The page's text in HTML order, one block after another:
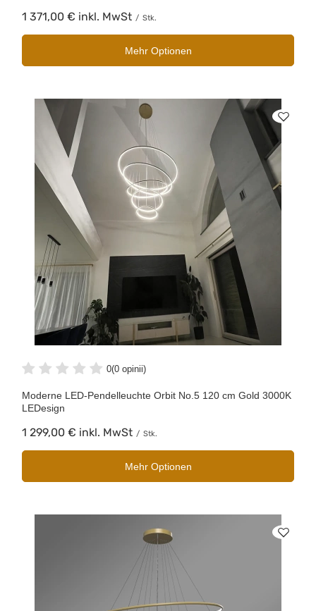
1 371,00 € inkl. MwSt / Stk.
Mehr Optionen
0(0 opinii)
Moderne LED-Pendelleuchte Orbit No.5 120 cm Gold 3000K
LEDesign
1 299,00 € inkl. MwSt / Stk.
Mehr Optionen